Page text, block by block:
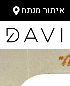
איתור מנתח